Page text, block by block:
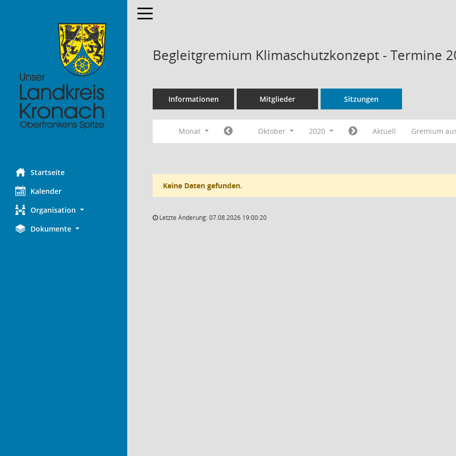
Startseite
Kalender
Organisation
Dokumente
Toggle navigation
Begleitgremium Klimaschutzkonzept - Termine
Informationen Mitglieder Sitzungen
Monat Oktober 2020 Aktuell Gremium
Keine Daten gefunden.
Letzte Änderung: 07.08.2026 19:00:20